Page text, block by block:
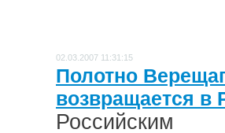
02.03.2007 11:31:15
Полотно
возвращается в